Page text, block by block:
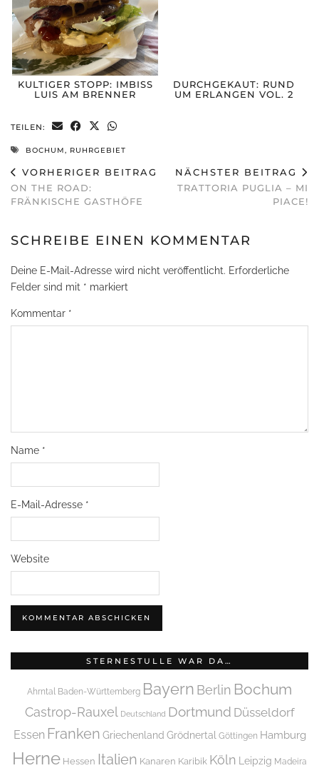
KULTIGER STOPP: IMBISS
LUIS AM BRENNER
DURCHGEKAUT: RUND
UM ERLANGEN VOL. 2
TEILEN:
BOCHUM, RUHRGEBIET
VORHERIGER BEITRAG
ON THE ROAD:
FRÄNKISCHE GASTHÖFE
NÄCHSTER BEITRAG
TRATTORIA PUGLIA – MI
PIACE!
SCHREIBE EINEN KOMMENTAR
Deine E-Mail-Adresse wird nicht veröffentlicht. Erforderliche
Felder sind mit * markiert
Kommentar *
Name *
E-Mail-Adresse *
Website
STERNESTULLE WAR DA…
Ahrntal Baden-Württemberg Bayern Berlin Bochum
Castrop-Rauxel Deutschland Dortmund Düsseldorf
Essen Franken Griechenland Grödnertal Göttingen Hamburg
Herne Hessen Italien Kanaren Karibik Köln Leipzig Madeira